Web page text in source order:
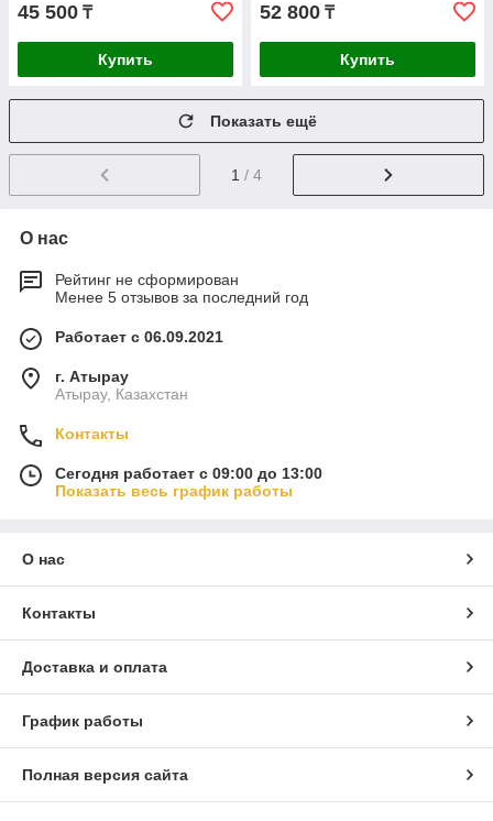
45 500 ₸
Купить
52 800 ₸
Купить
Показать ещё
1 / 4
О нас
Рейтинг не сформирован
Менее 5 отзывов за последний год
Работает с 06.09.2021
г. Атырау
Атырау, Казахстан
Контакты
Сегодня работает с 09:00 до 13:00
Показать весь график работы
О нас
Контакты
Доставка и оплата
График работы
Полная версия сайта